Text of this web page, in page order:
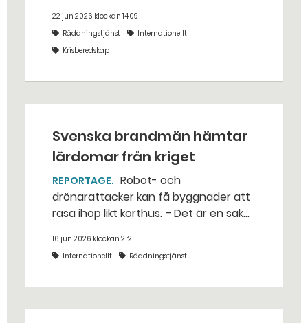
Myndigheten för civilt försvar. –
Absolut viktigast är att man bygger
en organisation som har förmåga att
22 jun 2026 klockan 14:09
Räddningstjänst
Internationellt
Krisberedskap
Svenska brandmän hämtar
lärdomar från kriget
REPORTAGE
drönarattacker kan få byggnader att
rasa ihop likt korthus. – Det är en sak
verklighet, konstaterar Pierre
Söderström. Han var en av sex
kompetensen inom sök och räddning.
16 jun 2026 klockan 21:21
Internationellt
Räddningstjänst